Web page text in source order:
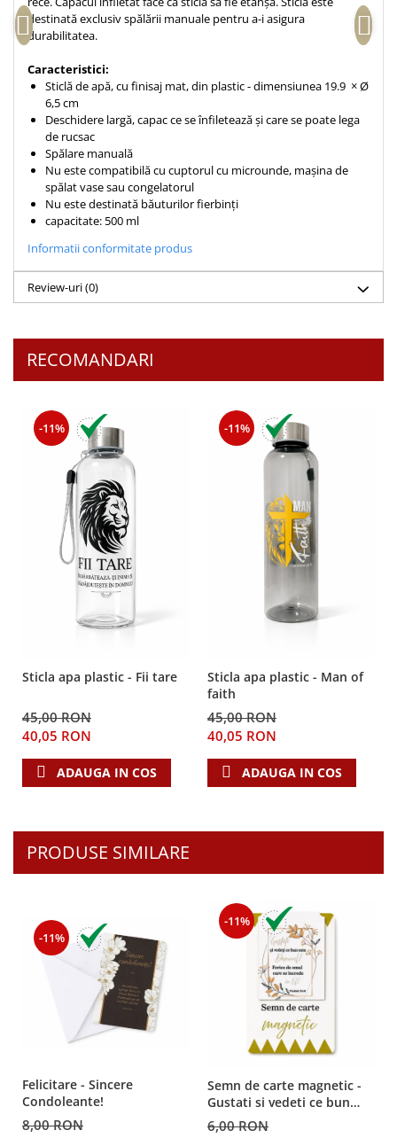
Teologie
A doua venire
Apologetica
Dogmatica
Istoria Bisericii
Misiune
Viata crestina
Contemporaneitate
Devotional
Schimbarea caracterului
Slujire
Viata din belsug
Dezvoltare personala
Leadership
Sanatate / nutritie
destinată exclusiv spălării manuale pentru a-i asigura
durabilitatea.
Caracteristici:
Sticlă de apă, cu finisaj mat, din plastic - dimensiunea 19.9 × Ø
6,5 cm
Deschidere largă, capac ce se înfiletează și care se poate lega
de rucsac
Spălare manuală
Nu este compatibilă cu cuptorul cu microunde, mașina de
spălat vase sau congelatorul
Nu este destinată băuturilor fierbinți
capacitate: 500 ml
Informatii conformitate produs
Review-uri(0)
RECOMANDARI
-11%
Sticla apa plastic - Fii tare
45,00 RON
40,05 RON
ADAUGA IN COS
-11%
Sticla apa plastic - Man of
faith
45,00 RON
40,05 RON
ADAUGA IN COS
PRODUSE SIMILARE
-11%
Felicitare - Sincere
Condoleante!
8,00 RON
-11%
Semn de carte magnetic -
Gustati si vedeti ce bun
este Domnul!
6,00 RON